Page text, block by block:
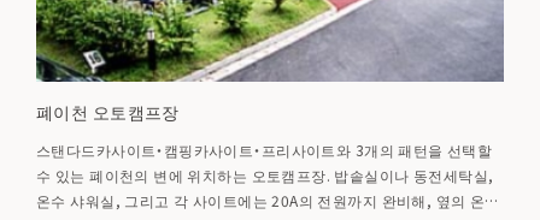
폐이천 오토캠프장
스탠다드카사이트・캠핑카사이트・프리사이트와 3개의 패턴을 선택할
수 있는 폐이천의 변에 위치하는 오토캠프장. 밥솥실이나 동전세탁실,
온수 샤워실, 그리고 각 사이트에는 20A의 전원까지 완비해, 옆의 온천